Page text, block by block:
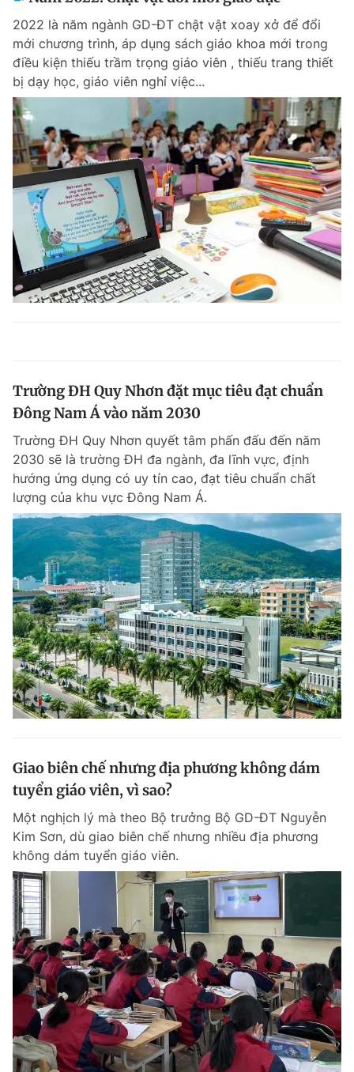
2022 là năm ngành GD-ĐT chật vật xoay xở để đổi
mới chương trình, áp dụng sách giáo khoa mới trong
điều kiện thiếu trầm trọng giáo viên , thiếu trang thiết
bị dạy học, giáo viên nghỉ việc...
Trường ĐH Quy Nhơn đặt mục tiêu đạt chuẩn
Đông Nam Á vào năm 2030
Trường ĐH Quy Nhơn quyết tâm phấn đấu đến năm
2030 sẽ là trường ĐH đa ngành, đa lĩnh vực, định
hướng ứng dụng có uy tín cao, đạt tiêu chuẩn chất
lượng của khu vực Đông Nam Á.
Giao biên chế nhưng địa phương không dám
tuyển giáo viên, vì sao?
Một nghịch lý mà theo Bộ trưởng Bộ GD-ĐT Nguyễn
Kim Sơn, dù giao biên chế nhưng nhiều địa phương
không dám tuyển giáo viên.